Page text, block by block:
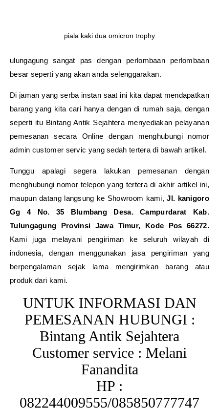
piala kaki dua omicron trophy
ulungagung sangat pas dengan perlombaan perlombaan
besar seperti yang akan anda selenggarakan.
Di jaman yang serba instan saat ini kita dapat mendapatkan
barang yang kita cari hanya dengan di rumah saja, dengan
seperti itu Bintang Antik Sejahtera menyediakan pelayanan
pemesanan secara Online dengan menghubungi nomor
admin customer servic yang sedah tertera di bawah artikel.
Tunggu apalagi segera lakukan pemesanan dengan
menghubungi nomor telepon yang tertera di akhir artikel ini,
maupun datang langsung ke Showroom kami,Jl. kanigoro
Gg 4 No. 35 Blumbang Desa. Campurdarat Kab.
Tulungagung Provinsi Jawa Timur, Kode Pos 66272.
Kami juga melayani pengiriman ke seluruh wilayah di
indonesia, dengan menggunakan jasa pengiriman yang
berpengalaman sejak lama mengirimkan barang atau
produk dari kami.
UNTUK INFORMASI DAN
PEMESANAN HUBUNGI :
Bintang Antik Sejahtera
Customer service : Melani
Fanandita
HP :
082244009555/085850777747